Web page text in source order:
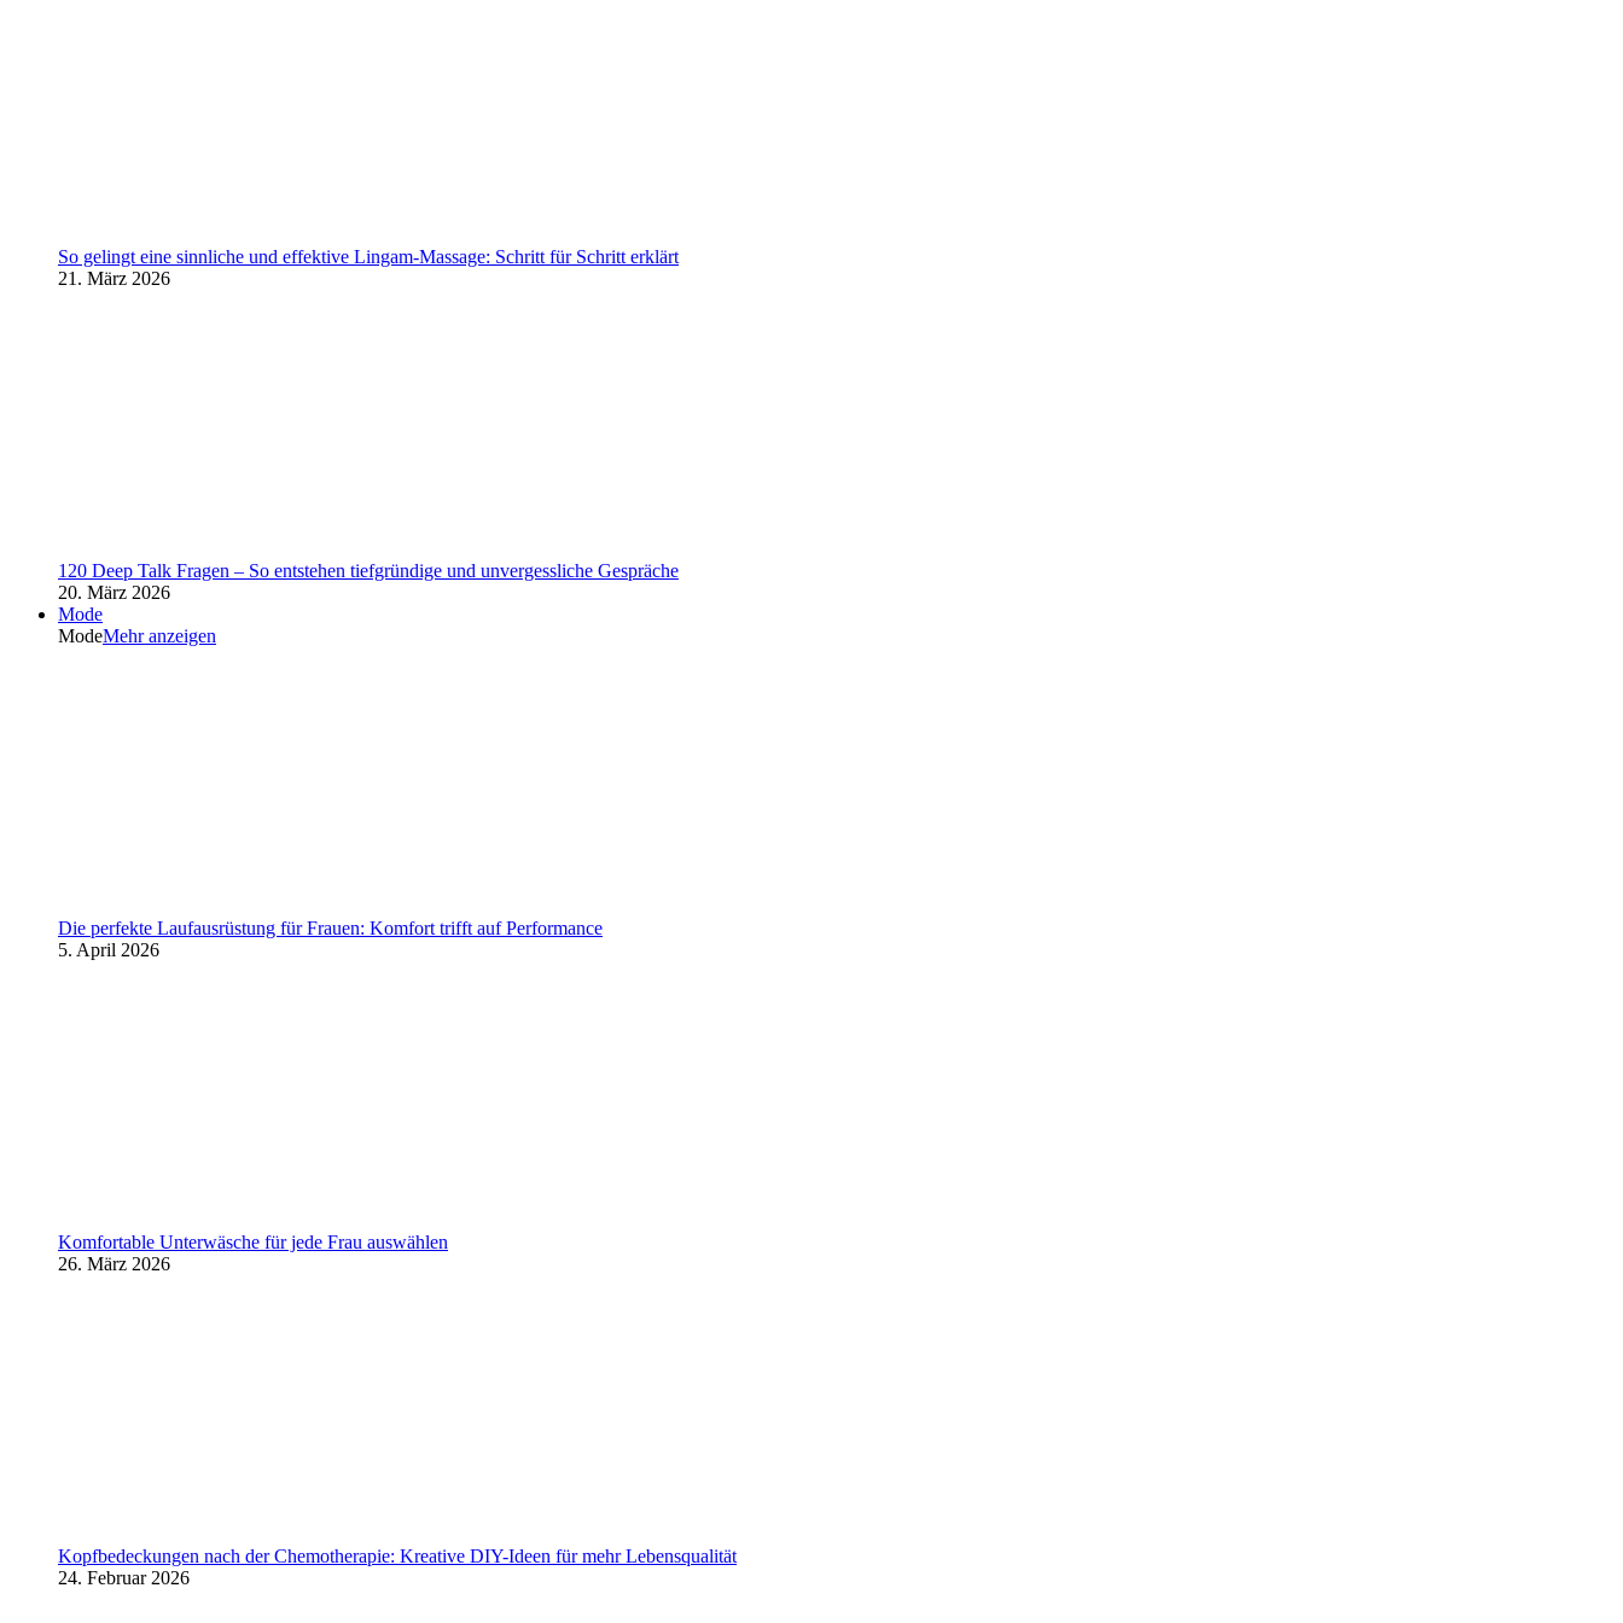
So gelingt eine sinnliche und effektive Lingam-Massage: Schritt für Schritt erklärt
21. März 2026
120 Deep Talk Fragen – So entstehen tiefgründige und unvergessliche Gespräche
20. März 2026
Mode
ModeMehr anzeigen
Die perfekte Laufausrüstung für Frauen: Komfort trifft auf Performance
5. April 2026
Komfortable Unterwäsche für jede Frau auswählen
26. März 2026
Kopfbedeckungen nach der Chemotherapie: Kreative DIY-Ideen für mehr Lebensqualität
24. Februar 2026